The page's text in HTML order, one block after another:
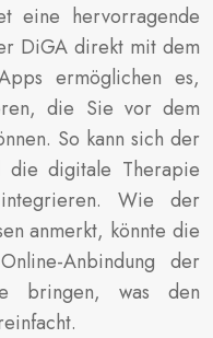
eine hervorragende
DiGA direkt mit dem
ermöglichen es,
die Sie vor dem
So kann sich der
digitale Therapie
Wie der
anmerkt, könnte die
Anbindung der
bringen, was den